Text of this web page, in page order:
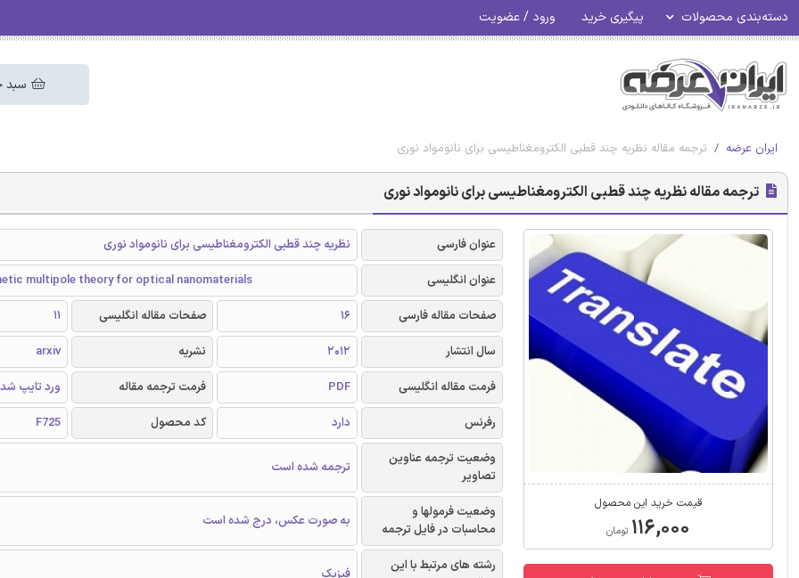
دسته‌بندی محصولات پیگیری خرید ورود / عضویت
سبد
ایران عرضه ترجمه مقاله نظریه چند قطبی الکترومغناطیسی برای نانومواد نوری
ترجمه مقاله نظریه چند قطبی الکترومغناطیسی برای نانومواد نوری
قیمت خرید این محصول
۱۱۶,۰۰۰ تومان
عنوان فارسی
نظریه چند قطبی الکترومغناطیسی برای نانومواد نوری
عنوان انگلیسی
multipole theory for optical nanomaterials
صفحات مقاله فارسی
16 صفحات مقاله انگلیسی
11
سال انتشار
2012 نشریه
arxiv
فرمت مقاله انگلیسی
PDF فرمت ترجمه مقاله
ورد تایپ
رفرنس
دارد کد محصول
F725
وضعیت ترجمه عناوین
تصاویر
ترجمه شده است
وضعیت فرمولها و
محاسبات در فایل ترجمه
به صورت عکس، درج شده است
رشته های مرتبط با این
فیزیک